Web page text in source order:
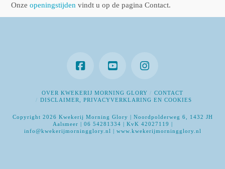
Onzeopeningstijden vindt u op de pagina Contact.
OVER KWEKERIJ MORNING GLORY
CONTACT
DISCLAIMER, PRIVACYVERKLARING EN COOKIES
Copyright 2026 Kwekerij Morning Glory | Noordpolderweg 6, 1432 JH
Aalsmeer | 06 54281334 | KvK 42027119 |
info@kwekerijmorningglory.nl | www.kwekerijmorningglory.nl